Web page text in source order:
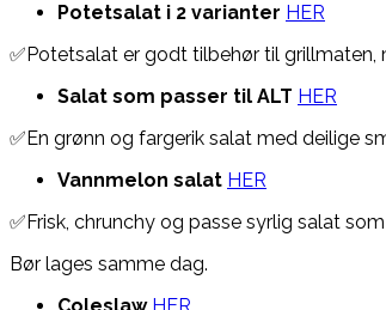
Potetsalat i 2 varianter HER
✅Potetsalat er godt tilbehør til
Salat som passer til ALT HER
✅En grønn og fargerik salat med deilige
Vannmelon salat HER
✅Frisk, chrunchy og passe syrlig salat
Bør lages samme dag.